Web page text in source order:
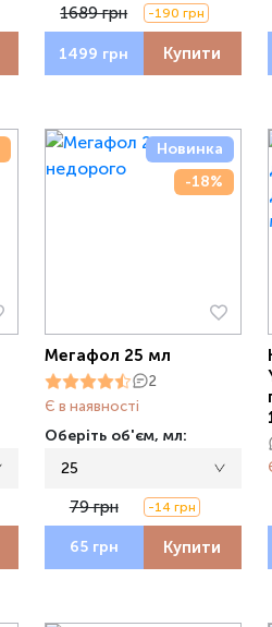
1689 грн -190 грн
1499 грн Купити
Новинка
-18%
Мегафол 25 мл
2
Є в наявності
Оберіть об'єм, мл:
25
79 грн -14 грн
65 грн Купити